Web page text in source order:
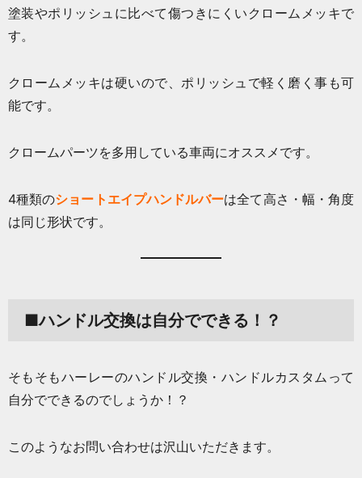
塗装やポリッシュに比べて傷つきにくいクロームメッキで
す。
クロームメッキは硬いので、ポリッシュで軽く磨く事も可
能です。
クロームパーツを多用している車両にオススメです。
4種類のショートエイプハンドルバーは全て高さ・幅・角度
は同じ形状です。
■ハンドル交換は自分でできる！？
そもそもハーレーのハンドル交換・ハンドルカスタムって
自分でできるのでしょうか！？
このようなお問い合わせは沢山いただきます。